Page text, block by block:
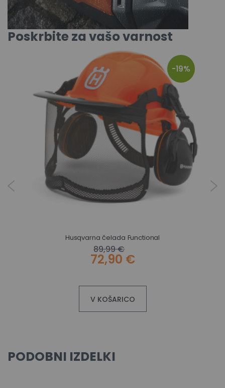
Poskrbite za vašo varnost
-19%
Husqvarna čelada Functional
89,99 €
72,90 €
V KOŠARICO
PODOBNI IZDELKI